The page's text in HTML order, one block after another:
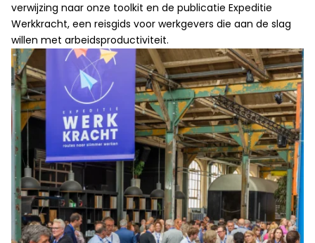
verwijzing naar onze toolkit en de publicatie Expeditie
Werkkracht, een reisgids voor werkgevers die aan de slag
willen met arbeidsproductiviteit.